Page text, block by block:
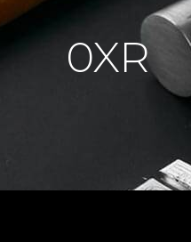
0XR